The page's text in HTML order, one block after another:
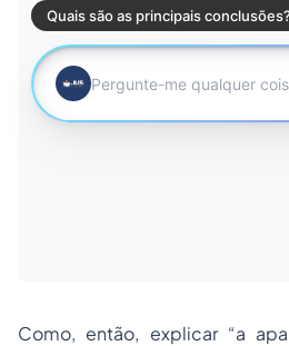
Como, então, explicar “a